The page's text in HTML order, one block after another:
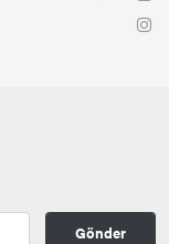
Gönder